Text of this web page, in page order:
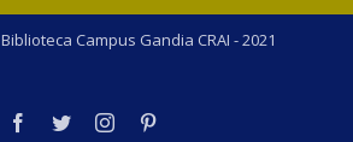
Biblioteca Campus Gandia CRAI - 2021
facebook
twitterinstagram